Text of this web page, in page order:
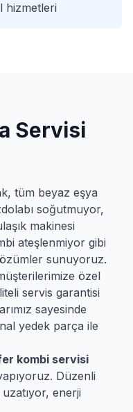
hizmetleri
Servisi
tüm beyaz eşya
soğutmuyor,
makinesi
ateşlenmiyor gibi
sunuyoruz.
özel
servis garantisi
sayesinde
yedek parça ile
kombi servisi
Düzenli
uzatıyor, enerji